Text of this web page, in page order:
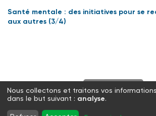
Santé mentale : des initiatives pour se
aux autres (3/4)
S'abonner
Twitter Facebook
Nous collectons et traitons vos
dans le but suivant : analyse.